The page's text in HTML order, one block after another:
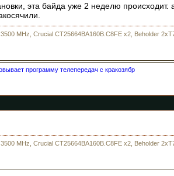
эта байда уже 2 неделю
MHz, Crucial CT25664BA160B.C8FE x2, Beholder
программу телепередач с кракозябр
MHz, Crucial CT25664BA160B.C8FE x2, Beholder